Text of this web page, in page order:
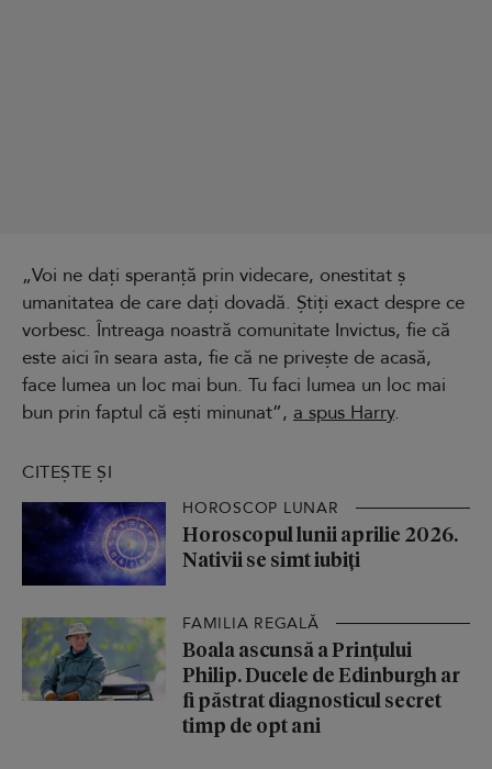
„Voi ne dați speranță prin videcare, onestitat ș
umanitatea de care dați dovadă. Știți exact despre ce
vorbesc. Întreaga noastră comunitate Invictus, fie că
este aici în seara asta, fie că ne privește de acasă,
face lumea un loc mai bun. Tu faci lumea un loc mai
bun prin faptul că ești minunat”, a spus Harry.
CITEȘTE ȘI
HOROSCOP LUNAR
Horoscopul lunii aprilie 2026.
Nativii se simt iubiți
FAMILIA REGALĂ
Boala ascunsă a Prințului
Philip. Ducele de Edinburgh ar
fi păstrat diagnosticul secret
timp de opt ani